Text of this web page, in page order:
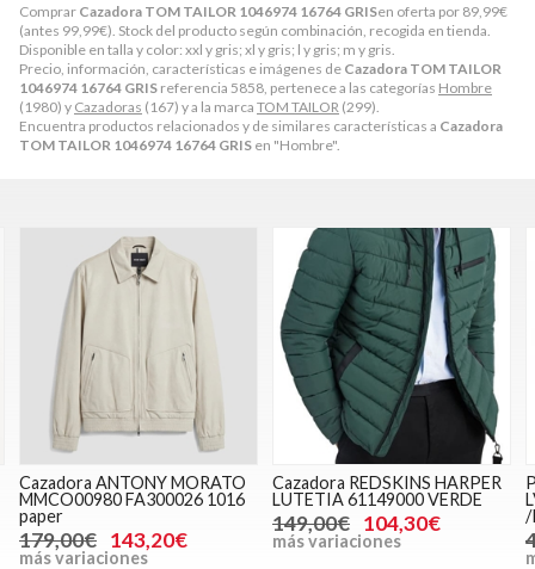
Comprar Cazadora TOM TAILOR 1046974 16764 GRISen oferta por 89,99€
(antes 99,99€). Stock del producto según combinación, recogida en tienda.
Disponible en talla y color: xxl y gris; xl y gris; l y gris; m y gris.
Precio, información, características e imágenes de Cazadora TOM TAILOR
1046974 16764 GRIS referencia 5858, pertenece a las categorías Hombre
(1980) y Cazadoras (167) y a la marca TOM TAILOR (299).
Encuentra productos relacionados y de similares características a Cazadora
TOM TAILOR 1046974 16764 GRIS en "Hombre".
Cazadora REDSKINS HARPER
LUTETIA 61149000 VERDE
149,00€
más variaciones
Pack 3 boxer Calvin Klein
LV00NB4389 40N Misty grey
/Icon cotton emblem
44,90€ 40,41€